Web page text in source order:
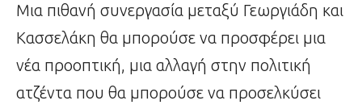
Μια πιθανή συνεργασία μεταξύ Γεωργιάδη και
Κασσελάκη θα μπορούσε να προσφέρει μια
νέα προοπτική, μια αλλαγή στην πολιτική
ατζέντα που θα μπορούσε να προσελκύσει